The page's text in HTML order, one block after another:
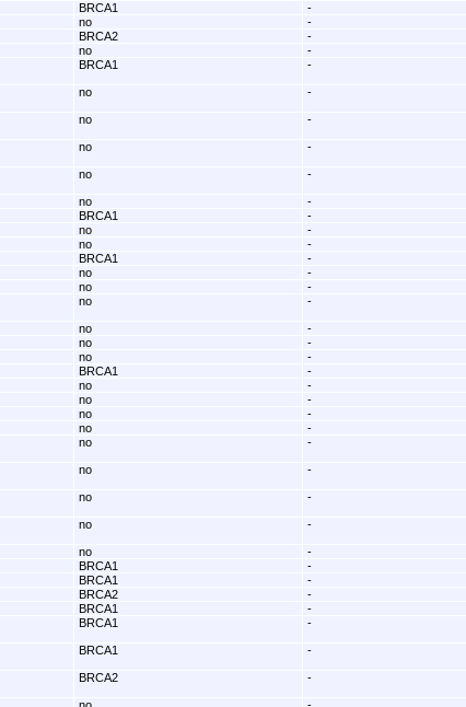
BRCA1
-
no
-
BRCA2
-
no
-
BRCA1 -
no -
no -
no -
no -
no
-
BRCA1
-
no
-
no
-
BRCA1
-
no
-
no
-
no -
no
-
no
-
no
-
BRCA1
-
no
-
no
-
no
-
no
-
no -
no -
no -
no -
no
-
BRCA1
-
BRCA1
-
BRCA2
-
BRCA1
-
BRCA1 -
BRCA1 -
BRCA2 -